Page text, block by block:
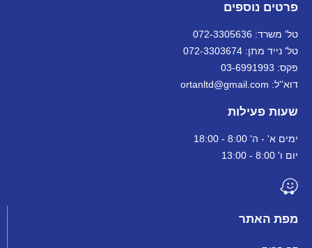
מפת האתר
פרטים נוספים
טל' משרד: 072-3305636
טל' נייד מתן: 072-3303674
פקס: 03-6991993
דוא''ל: ortanltd@gmail.com
שעות פעילות
ימים א' - ה' 8:00 - 18:00
יום ו' 8:00 - 13:00